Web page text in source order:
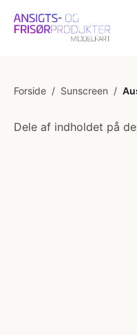
Forside / Sunscreen /
Dele af indholdet på